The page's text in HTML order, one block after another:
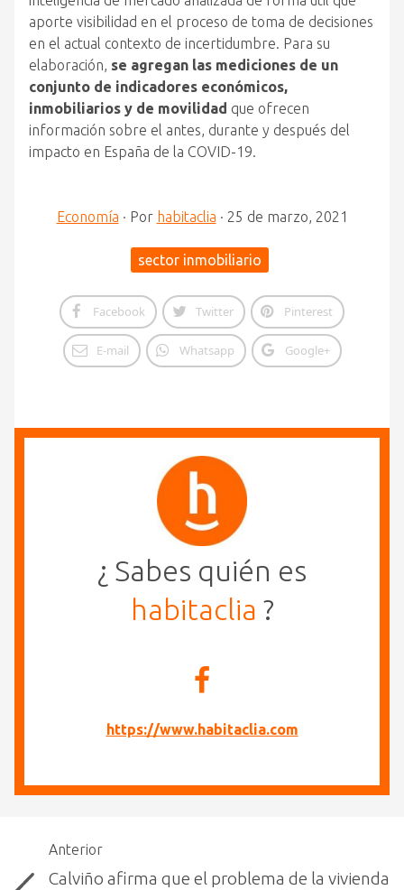
aporte visibilidad en el proceso de toma de decisiones
en el actual contexto de incertidumbre. Para su
elaboración, se agregan las mediciones de un
conjunto de indicadores económicos,
inmobiliarios y de movilidad que ofrecen
información sobre el antes, durante y después del
impacto en España de la COVID-19.
Economía · Por habitaclia · 25 de marzo, 2021
sector inmobiliario
Facebook Twitter Pinterest
E-mail Whatsapp Google+
¿ Sabes quién es
habitaclia ?
https://www.habitaclia.com
Anterior
Calviño afirma que el problema de la vivienda